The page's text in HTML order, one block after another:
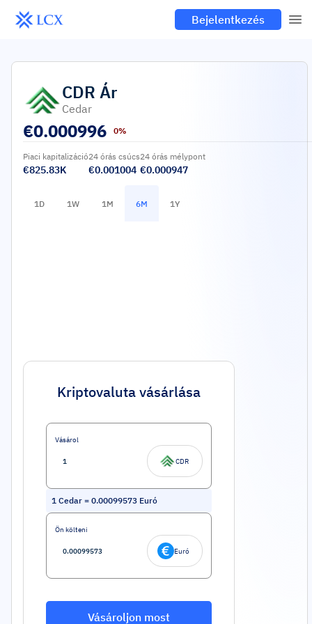
Bejelentkezés
CDR Ár
Cedar
€0.000996 0%
Piaci kapitalizáció
€825.83K
24 órás csúcs
€0.001004
24 órás mélypont
€0.000947
1D 1W 1M 6M 1Y
Kriptovaluta vásárlása
Vásárol
CDR
1 Cedar = 0.00099573 Euró
Ön költeni
Euró
Vásároljon most